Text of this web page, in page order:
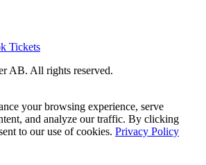
Tickets
AB. All rights reserved.
your browsing experience, serve
and analyze our traffic. By clicking
to our use of cookies. Privacy Policy